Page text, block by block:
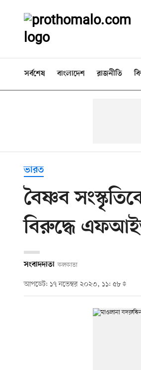
সর্বশেষ বাংলাদেশ রাজনীতি
ভারত
বৈষ্ণব
বিরুদ্ধে
সংবাদদাতা কলকাতা
আপডেট: ১৭ নভেম্বর ২০২৩, ১১: ৫৮